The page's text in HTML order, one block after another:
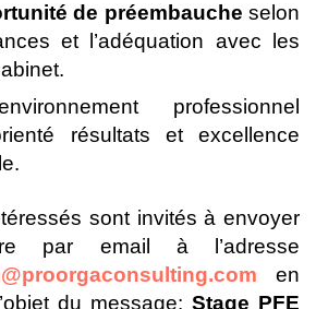
de préembauche selon
et l’adéquation avec les
professionnel
résultats et excellence
sont invités à envoyer
par email à l’adresse
en
du message: Stage PFE